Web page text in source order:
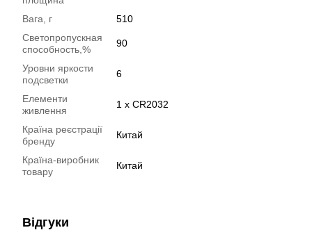
Вага, г
510
Светопропускная
способность,%
90
Уровни яркости
подсветки
6
Елементи
живлення
1 x CR2032
Країна реєстрації
бренду
Китай
Країна-виробник
товару
Китай
Відгуки